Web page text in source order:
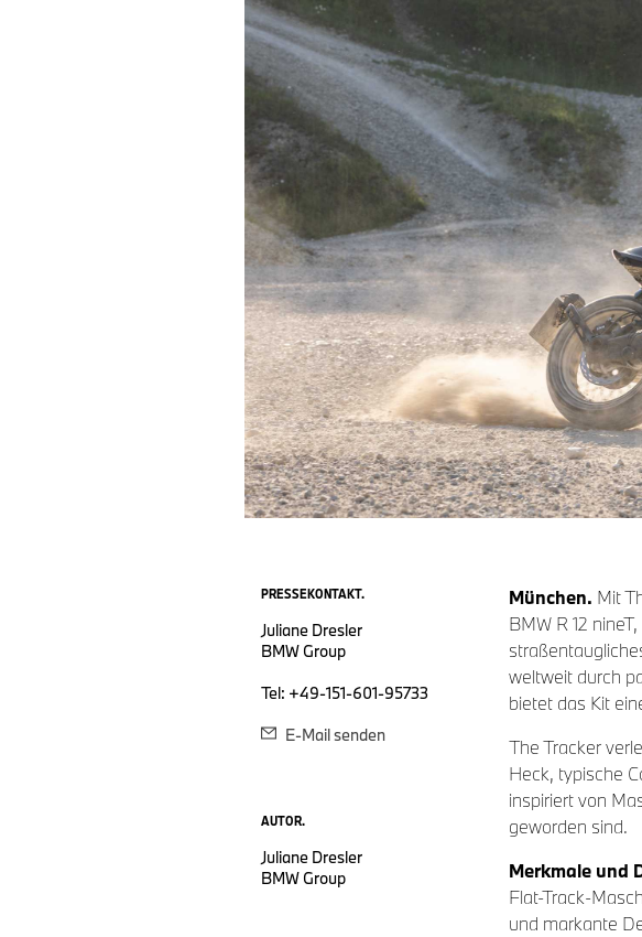
PRESSEKONTAKT.
Juliane Dresler
BMW Group
Tel: +49-151-601-95733
E-Mail senden
AUTOR.
Juliane Dresler
BMW Group
München. Mit
BMW R 12
weltweit durch
bietet das Kit
The Tracker
Heck, typische
inspiriert von
geworden sind.
Merkmale und
Flat-Track-
und markante